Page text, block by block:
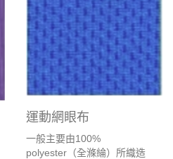
運動網眼布
一般主要由100%
polyester（全滌綸）所織造